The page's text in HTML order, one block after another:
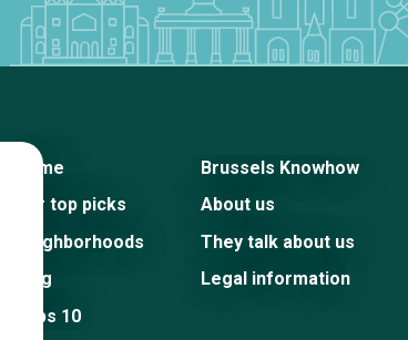
Home
Our top picks
Neighborhoods
Blog
Tops 10
Brussels Knowhow
About us
They talk about us
Legal information